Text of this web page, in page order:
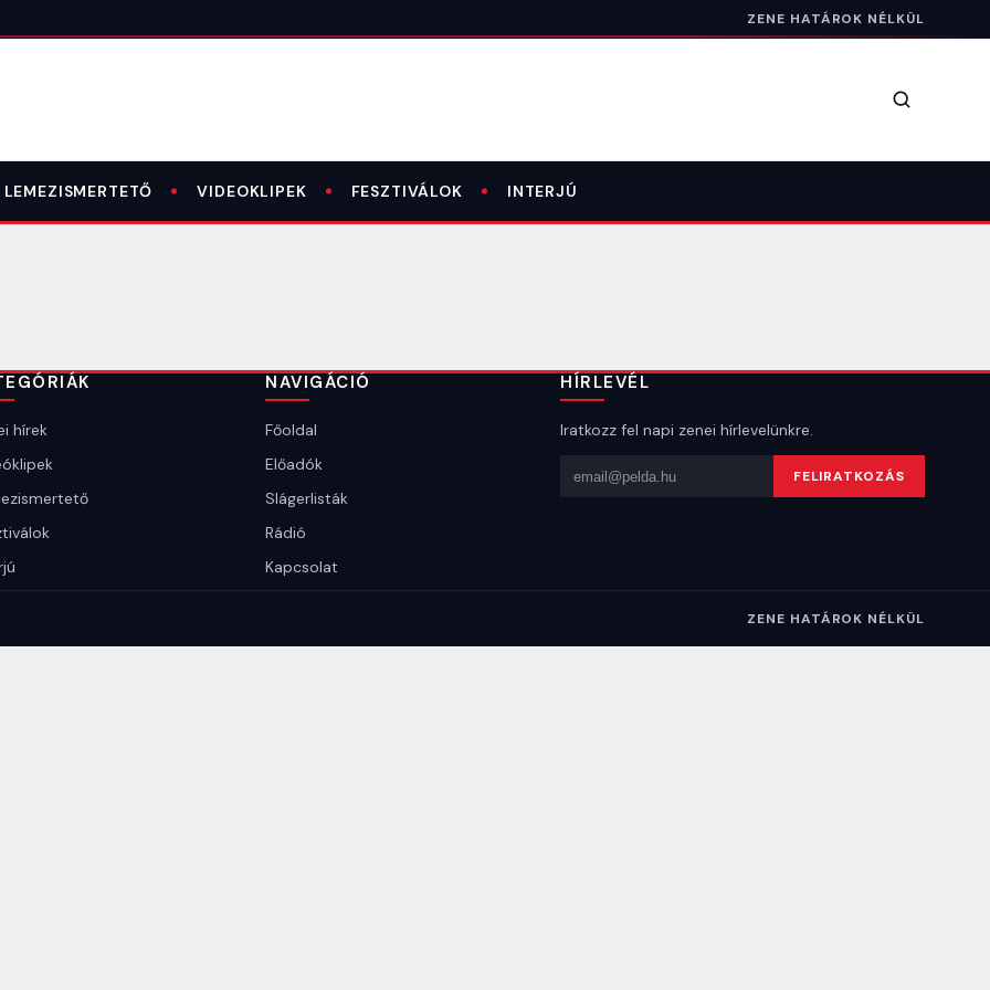
ZENE HATÁROK NÉLKÜL
Keresés
LEMEZISMERTETŐ VIDEOKLIPEK FESZTIVÁLOK INTERJÚ
hírek
NAVIGÁCIÓ
Főoldal
Előadók
Slágerlisták
Rádió
Kapcsolat
HÍRLEVÉL
Iratkozz fel napi zenei hírlevelünkre.
Email cím FELIRATKOZÁS
ZENE HATÁROK NÉLKÜL